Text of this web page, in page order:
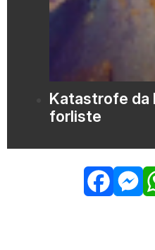
Katastrofe da
forliste